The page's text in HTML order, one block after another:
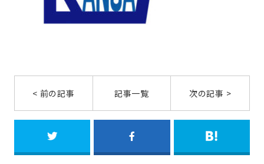
< 前の記事 記事一覧 次の記事 >